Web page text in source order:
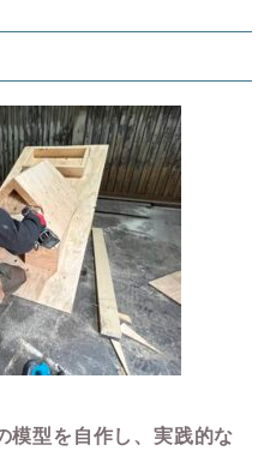
模型を自作し、実践的な